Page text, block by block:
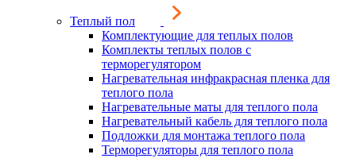
Теплый пол
Комплектующие для теплых полов
Комплекты теплых полов с
терморегулятором
Нагревательная инфракрасная пленка для
теплого пола
Нагревательные маты для теплого пола
Нагревательный кабель для теплого пола
Подложки для монтажа теплого пола
Терморегуляторы для теплого пола